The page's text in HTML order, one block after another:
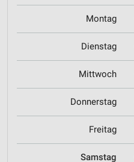
Montag
Dienstag
Mittwoch
Donnerstag
Freitag
Samstag